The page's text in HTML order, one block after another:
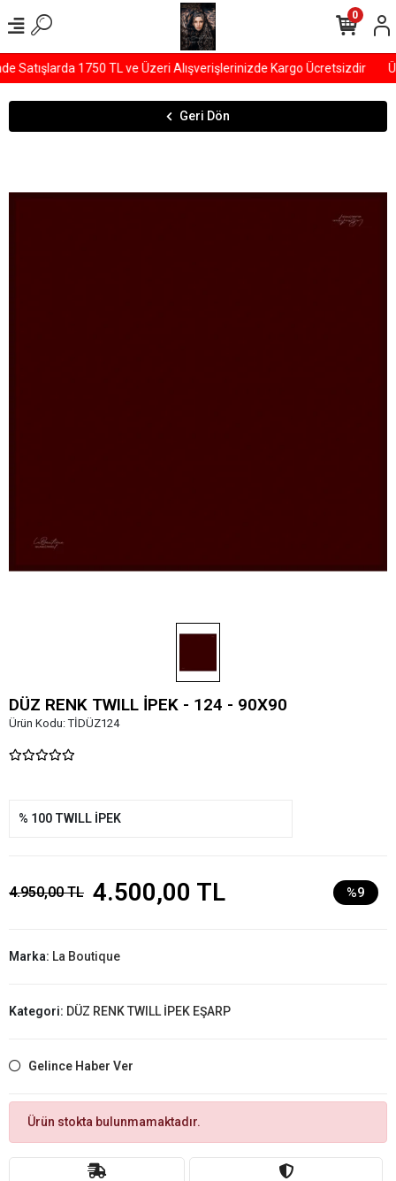
Satışlarda 1750 TL ve Üzeri Alışverişlerinizde Kargo Ücretsizdir
0
Geri Dön
DÜZ RENK TWILL İPEK - 124 - 90X90
Ürün Kodu:TİDÜZ124
% 100 TWILL İPEK
4.950,00 TL 4.500,00 TL %9
Marka: La Boutique
Kategori: DÜZ RENK TWILL İPEK EŞARP
Gelince Haber Ver
Ürün stokta bulunmamaktadır.